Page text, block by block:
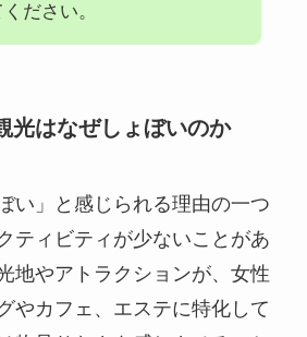
ださい。
光はなぜしょぼいのか
い」と感じられる理由の一つ
ティビティが少ないことがあ
地やアトラクションが、女性
やカフェ、エステに特化して